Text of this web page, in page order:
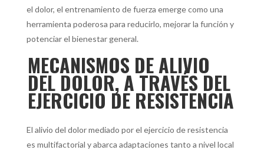
el dolor, el entrenamiento de fuerza emerge como una
herramienta poderosa para reducirlo, mejorar la función y
potenciar el bienestar general.
MECANISMOS DE ALIVIO
DEL DOLOR, A TRAVÉS DEL
EJERCICIO DE RESISTENCIA
El alivio del dolor mediado por el ejercicio de resistencia
es multifactorial y abarca adaptaciones tanto a nivel local